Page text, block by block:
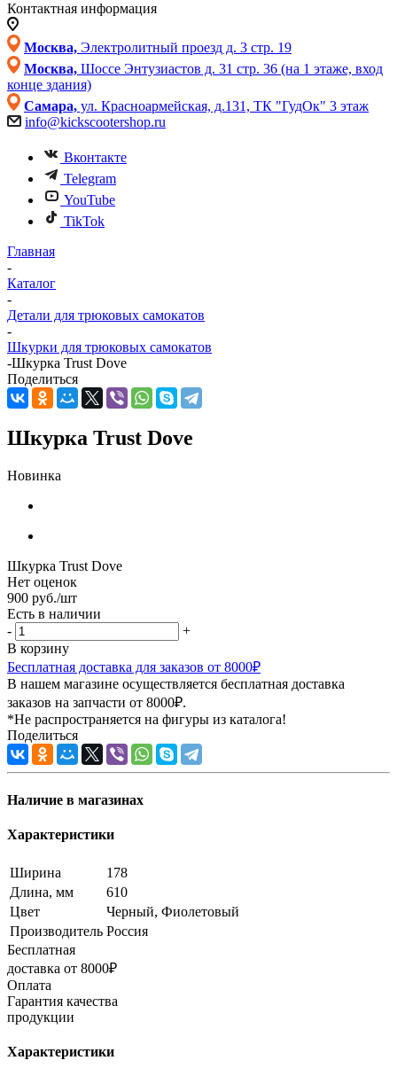
Контактная информация
Москва, Электролитный проезд д. 3 стр. 19
Москва, Шоссе Энтузиастов д. 31 стр. 36 (на 1 этаже, вход
конце здания)
Самара, ул. Красноармейская, д.131, ТК "ГудОк" 3 этаж
info@kickscootershop.ru
Вконтакте
Telegram
YouTube
TikTok
Главная
-
Каталог
-
Детали для трюковых самокатов
-
Шкурки для трюковых самокатов
-Шкурка Trust Dove
Поделиться
Шкурка Trust Dove
Новинка
Шкурка Trust Dove
Нет оценок
900 руб./шт
Есть в наличии
-
+
В корзину
Бесплатная доставка для заказов от 8000₽
В нашем магазине осуществляется бесплатная доставка
заказов на запчасти от 8000₽.
*Не распространяется на фигуры из каталога!
Поделиться
Наличие в магазинах
Характеристики
Ширина
178
Длина, мм
610
Цвет
Черный, Фиолетовый
Производитель Россия
Бесплатная
доставка от 8000₽
Оплата
Гарантия качества
продукции
Характеристики